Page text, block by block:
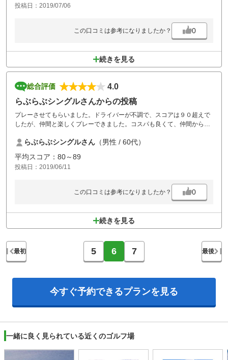
投稿日：2019/07/06
この口コミは参考になりましたか？ 0
続きを見る
総合評価
4.0
らぶらぶシングルさんからの投稿
プレーさせてもらいました。ドライバーが不調で、スコアは９０超えで
したが、仲間と楽しくプレーできました。コスパも良くて、仲間からは
らぶらぶシングルさん （男性 / 60代）
平均スコア：80～89
投稿日：2019/06/11
この口コミは参考になりましたか？ 0
続きを見る
最初 5 6 7 最後
今すぐ予約できるプランを見る
一緒に良く見られている近くのゴルフ場